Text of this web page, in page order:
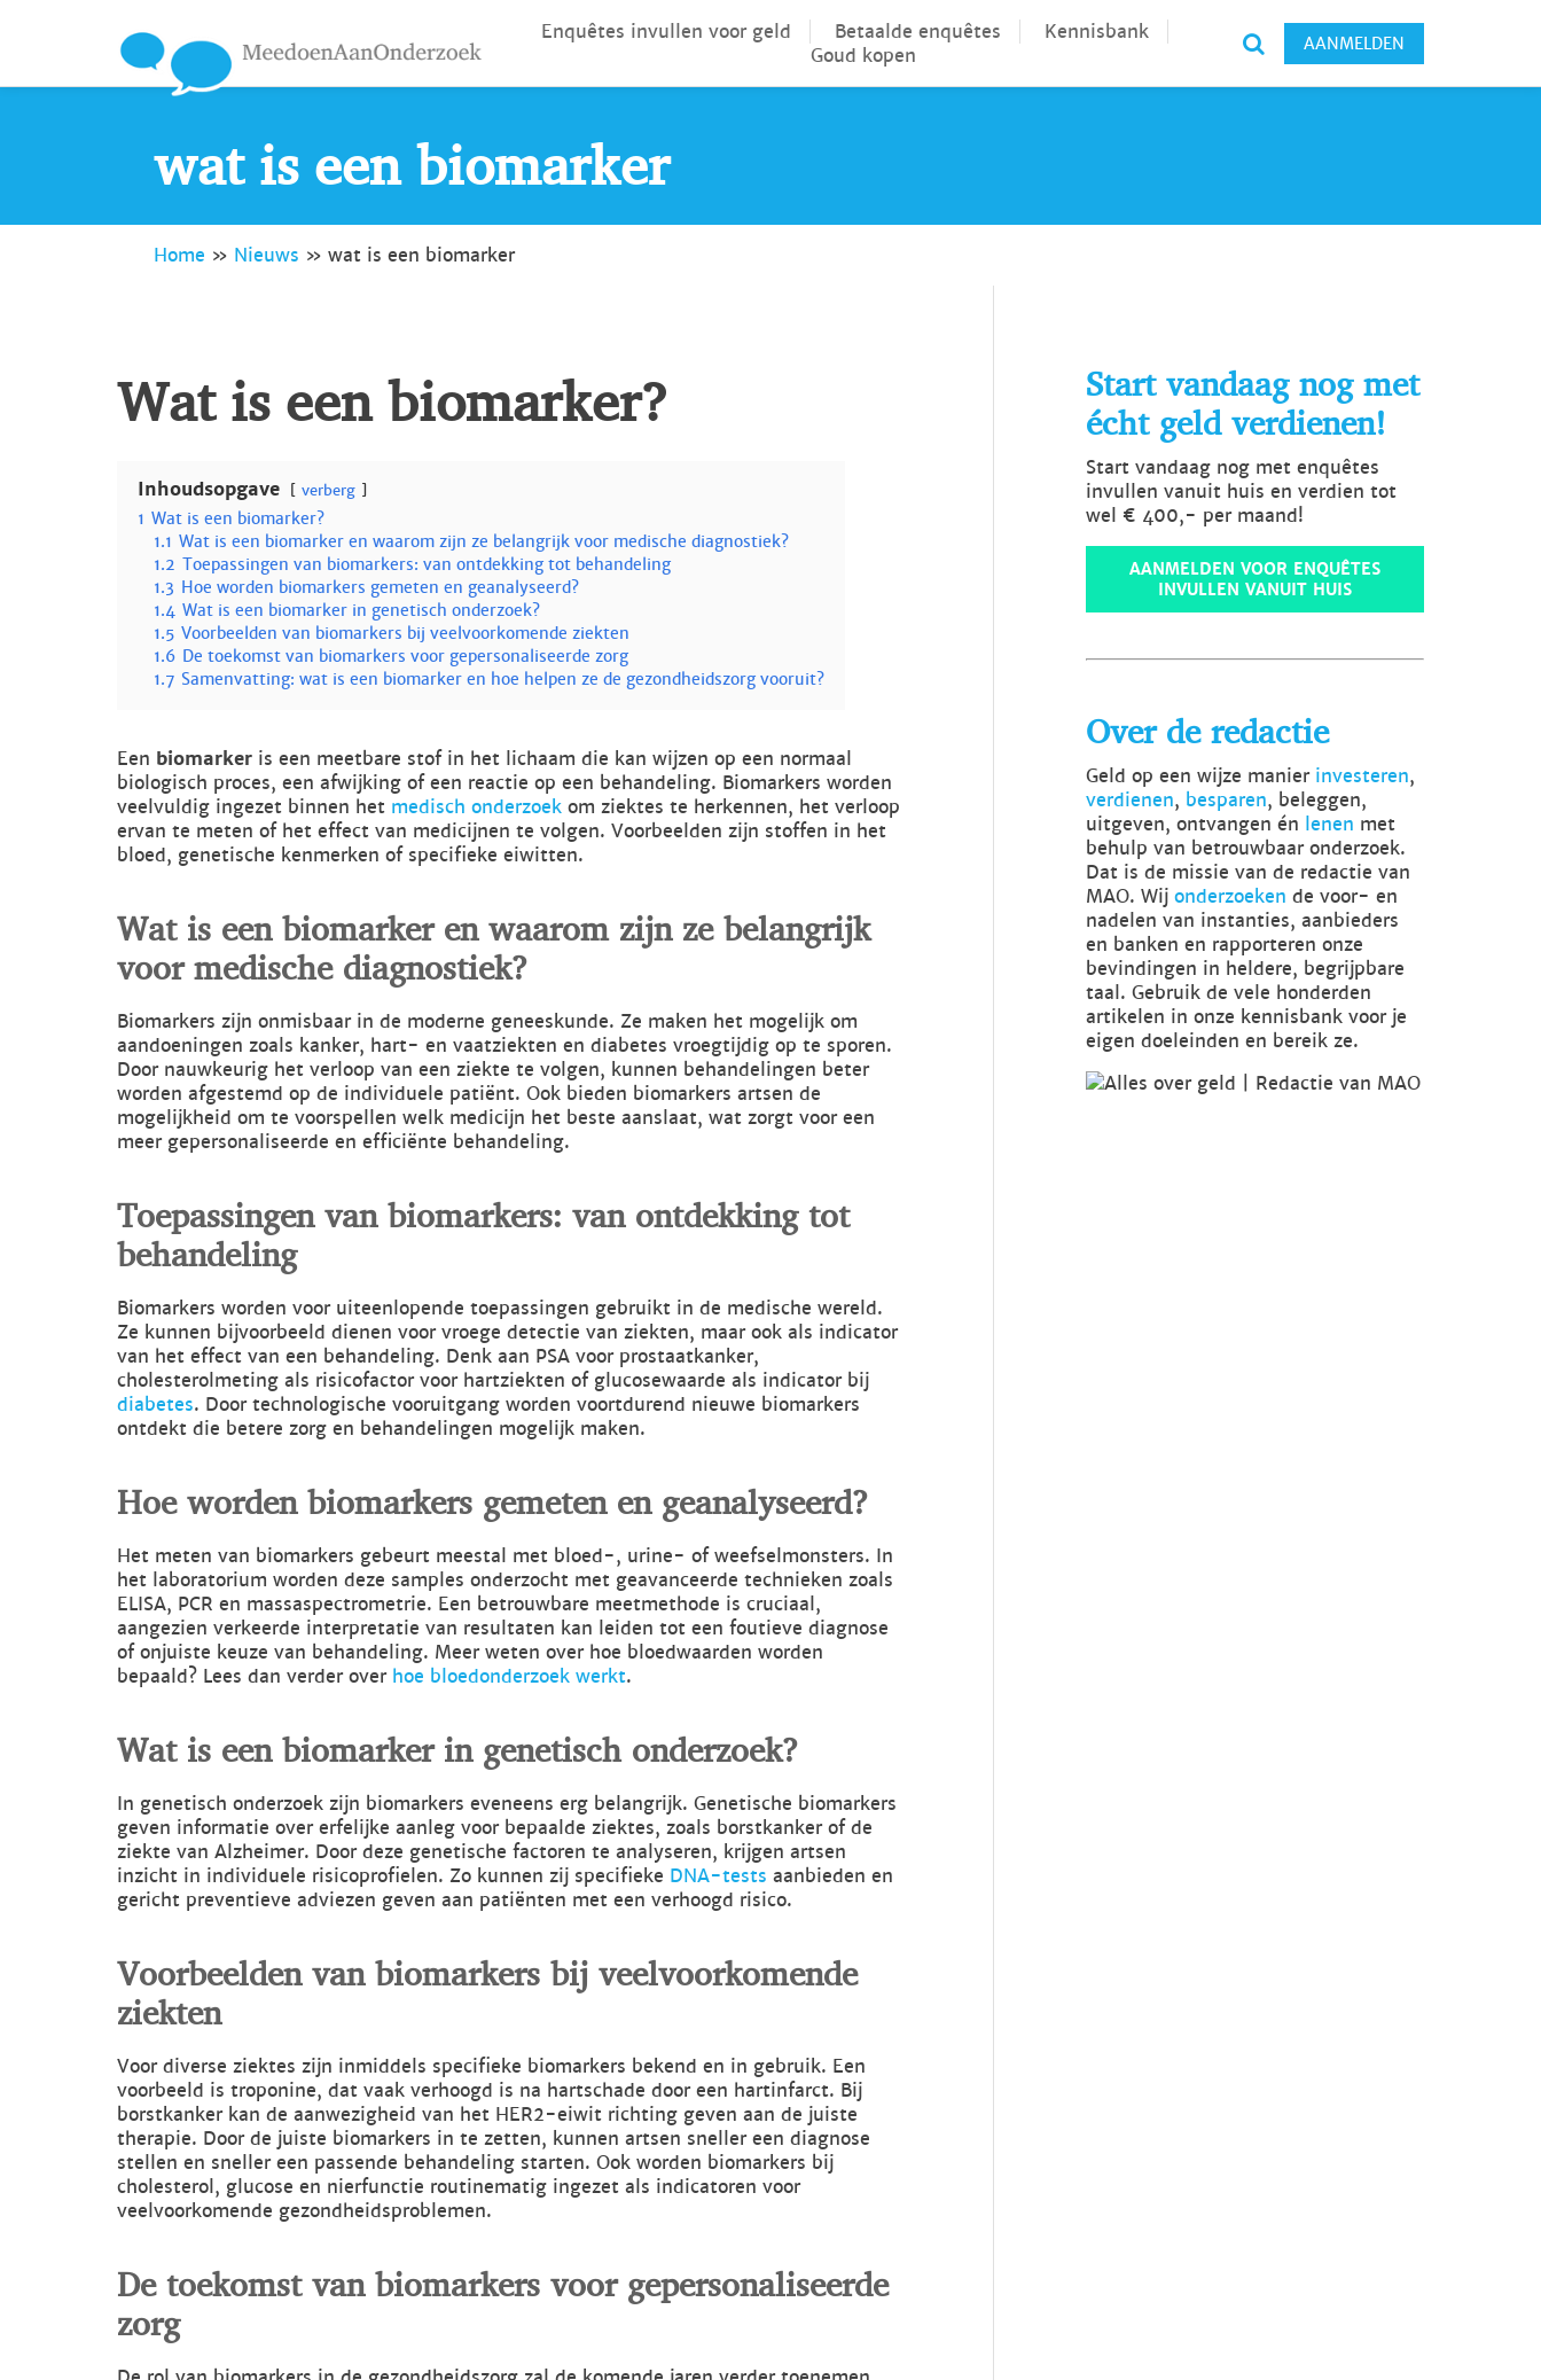
Enquêtes invullen voor geld Betaalde enquêtes
Kennisbank
Goud kopen
AANMELDEN
wat is een biomarker
Home » Nieuws » wat is een biomarker
Wat is een biomarker?
Inhoudsopgave verberg
1 Wat is een biomarker?
1.1 Wat is een biomarker en waarom zijn ze belangrijk voor medische diagnostiek?
1.2 Toepassingen van biomarkers: van ontdekking tot behandeling
1.3 Hoe worden biomarkers gemeten en geanalyseerd?
1.4 Wat is een biomarker in genetisch onderzoek?
1.5 Voorbeelden van biomarkers bij veelvoorkomende ziekten
1.6 De toekomst van biomarkers voor gepersonaliseerde zorg
1.7 Samenvatting: wat is een biomarker en hoe helpen ze de gezondheidszorg vooruit?
Een biomarker is een meetbare stof in het lichaam die kan wijzen op een normaal
biologisch proces, een afwijking of een reactie op een behandeling. Biomarkers worden
veelvuldig ingezet binnen het medisch onderzoek om ziektes te herkennen, het verloop
ervan te meten of het effect van medicijnen te volgen. Voorbeelden zijn stoffen in het
bloed, genetische kenmerken of specifieke eiwitten.
Wat is een biomarker en waarom zijn ze belangrijk
voor medische diagnostiek?
Biomarkers zijn onmisbaar in de moderne geneeskunde. Ze maken het mogelijk om
aandoeningen zoals kanker, hart- en vaatziekten en diabetes vroegtijdig op te sporen.
Door nauwkeurig het verloop van een ziekte te volgen, kunnen behandelingen beter
worden afgestemd op de individuele patiënt. Ook bieden biomarkers artsen de
mogelijkheid om te voorspellen welk medicijn het beste aanslaat, wat zorgt voor een
meer gepersonaliseerde en efficiënte behandeling.
Toepassingen van biomarkers: van ontdekking tot
behandeling
Biomarkers worden voor uiteenlopende toepassingen gebruikt in de medische wereld.
Ze kunnen bijvoorbeeld dienen voor vroege detectie van ziekten, maar ook als indicator
van het effect van een behandeling. Denk aan PSA voor prostaatkanker,
cholesterolmeting als risicofactor voor hartziekten of glucosewaarde als indicator bij
diabetes. Door technologische vooruitgang worden voortdurend nieuwe biomarkers
ontdekt die betere zorg en behandelingen mogelijk maken.
Hoe worden biomarkers gemeten en geanalyseerd?
Het meten van biomarkers gebeurt meestal met bloed-, urine- of weefselmonsters. In
het laboratorium worden deze samples onderzocht met geavanceerde technieken zoals
ELISA, PCR en massaspectrometrie. Een betrouwbare meetmethode is cruciaal,
aangezien verkeerde interpretatie van resultaten kan leiden tot een foutieve diagnose
of onjuiste keuze van behandeling. Meer weten over hoe bloedwaarden worden
bepaald? Lees dan verder over hoe bloedonderzoek werkt.
Wat is een biomarker in genetisch onderzoek?
In genetisch onderzoek zijn biomarkers eveneens erg belangrijk. Genetische biomarkers
geven informatie over erfelijke aanleg voor bepaalde ziektes, zoals borstkanker of de
ziekte van Alzheimer. Door deze genetische factoren te analyseren, krijgen artsen
inzicht in individuele risicoprofielen. Zo kunnen zij specifieke DNA-tests aanbieden en
gericht preventieve adviezen geven aan patiënten met een verhoogd risico.
Voorbeelden van biomarkers bij veelvoorkomende
ziekten
Voor diverse ziektes zijn inmiddels specifieke biomarkers bekend en in gebruik. Een
voorbeeld is troponine, dat vaak verhoogd is na hartschade door een hartinfarct. Bij
borstkanker kan de aanwezigheid van het HER2-eiwit richting geven aan de juiste
therapie. Door de juiste biomarkers in te zetten, kunnen artsen sneller een diagnose
stellen en sneller een passende behandeling starten. Ook worden biomarkers bij
cholesterol, glucose en nierfunctie routinematig ingezet als indicatoren voor
veelvoorkomende gezondheidsproblemen.
De toekomst van biomarkers voor gepersonaliseerde
zorg
Start vandaag nog met
écht geld verdienen!
Start vandaag nog met enquêtes
invullen vanuit huis en verdien tot
wel € 400,- per maand!
AANMELDEN VOOR ENQUÊTES
INVULLEN VANUIT HUIS
Over de redactie
Geld op een wijze manier investeren,
verdienen, besparen, beleggen,
uitgeven, ontvangen én lenen met
behulp van betrouwbaar onderzoek.
Dat is de missie van de redactie van
MAO. Wijonderzoeken de voor- en
nadelen van instanties, aanbieders
en banken en rapporteren onze
bevindingen in heldere, begrijpbare
taal. Gebruik de vele honderden
artikelen in onze kennisbank voor je
eigen doeleinden en bereik ze.